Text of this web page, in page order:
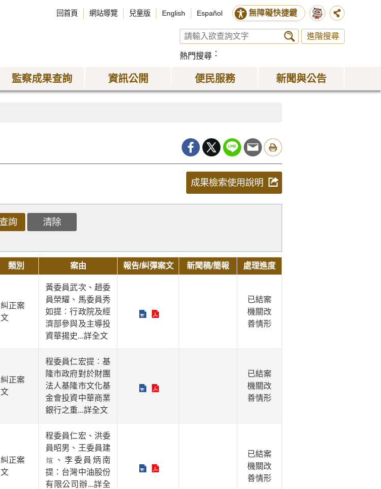
回首頁 網站導覽 兒童版 English Español 無障礙快捷鍵
進階搜尋
熱門搜尋
監察成果查詢 資訊公開 便民服務 新聞與公告
成果檢索使用說明
類別 案由 報告/糾彈案文 新聞稿/簡報 處理進度
糾正案
文
黃委員武次、趙委
員榮耀、馬委員秀
如提︰行政院及經
濟部參與及主導投
資華揚史...詳全文
已結案
機關改
善情形
糾正案
文
程委員仁宏提︰基
隆市政府對於財團
法人基隆市文化基
金會投資中華商業
銀行之重...詳全文
已結案
機關改
善情形
糾正案
文
程委員仁宏、洪委
員昭男、王委員建
、李委員炳南
提：台灣中油股份
有限公司辦...詳全
已結案
機關改
善情形